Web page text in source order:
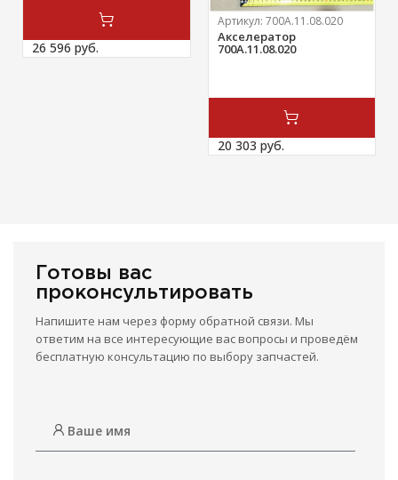
26 596 руб.
Артикул: 700А.11.08.020
Акселератор
700А.11.08.020
20 303 руб.
Готовы вас
проконсультировать
Напишите нам через форму обратной связи. Мы
ответим на все интересующие вас вопросы и проведём
бесплатную консультацию по выбору запчастей.